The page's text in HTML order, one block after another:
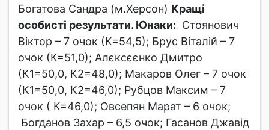
Богатова Сандра (м.Херсон) Кращі
особисті результати. Юнаки: Стоянович
Віктор – 7 очок (К=54,5); Брус Віталій – 7
очок (К=51,0); Алєксєєнко Дмитро
(К1=50,0, К2=48,0); Макаров Олег – 7 очок
(К1=50,0, К2=46,0); Рубцов Максим – 7
очок ( К=46,0); Овсепян Марат – 6 очок;
Богданов Захар – 6,5 очок; Гасанов Джавід